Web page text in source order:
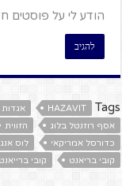
הודע לי על פוסטים
Tags
HAZAVIT אגדות
אסף רוזנטל בלוג
הזווית
כדורסל אמריקאי
לוס
קובי בריאנט
קובי ברייאנט